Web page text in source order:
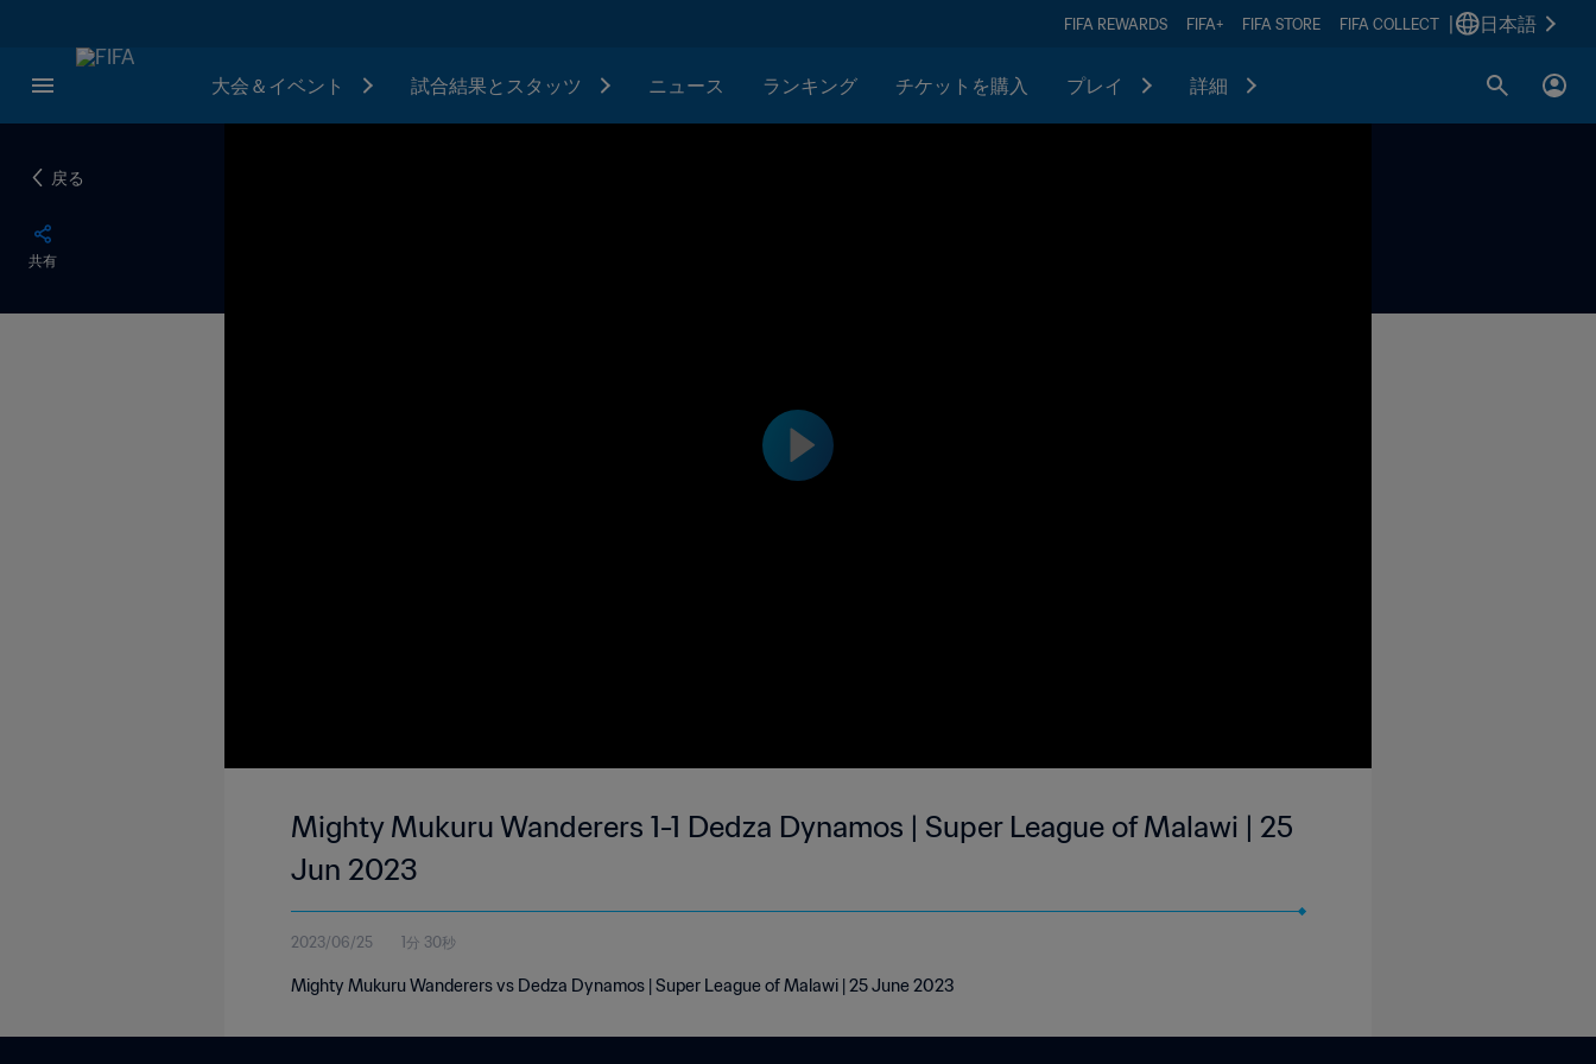
FIFA REWARDS FIFA+ FIFA STORE FIFA COLLECT 日本語
大会＆イベント 試合結果とスタッツ ニュース ランキング チケットを購入 プレイ 詳細
戻る
共有
Mighty Mukuru Wanderers 1-1 Dedza Dynamos | Super League of Malawi | 25
Jun 2023
2023/06/25 1分 30秒
Mighty Mukuru Wanderers vs Dedza Dynamos | Super League of Malawi | 25 June 2023